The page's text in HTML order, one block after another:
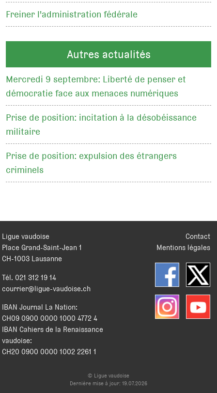
Freiner l'administration fédérale
Autres actualités
Mercredi 9 septembre: Liberté de penser et
démocratie face aux menaces numériques
Prise de position: incitation à la désobéissance
militaire
Prise de position: expulsion des étrangers
criminels
Contact
Mentions légales
Ligue vaudoise
Place Grand-Saint-Jean 1
CH-1003 Lausanne
Tél. 021 312 19 14
courrier@ligue-vaudoise.ch
IBAN Journal La Nation:
CH09 0900 0000 1000 4772 4
IBAN Cahiers de la Renaissance
vaudoise:
CH20 0900 0000 1002 2261 1
© Ligue vaudoise
Dernière mise à jour: 19.07.2026